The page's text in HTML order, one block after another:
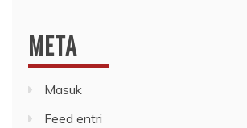
META
Masuk
Feed entri